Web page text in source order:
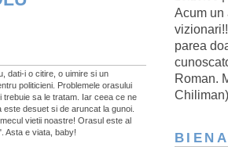
Acum un
parea
Roman.
dati-i o citire, o uimire si un
politicieni. Problemele orasului
sa le tratam. Iar ceea ce ne
desuet si de aruncat la gunoi.
vietii noastre! Orasul este al
Asta e viata, baby!